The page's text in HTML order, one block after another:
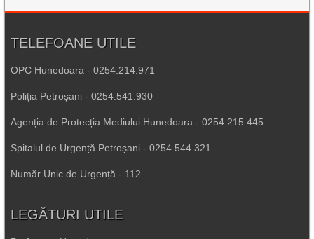
TELEFOANE UTILE
OPC Hunedoara - 0254.214.971
Poliția Petroșani - 0254.541.930
Agenția de Protecția Mediului Hunedoara - 0254.215.445
Spitalul de Urgență Petroșani - 0254.544.321
Număr Unic de Urgență - 112
LEGĂTURI UTILE